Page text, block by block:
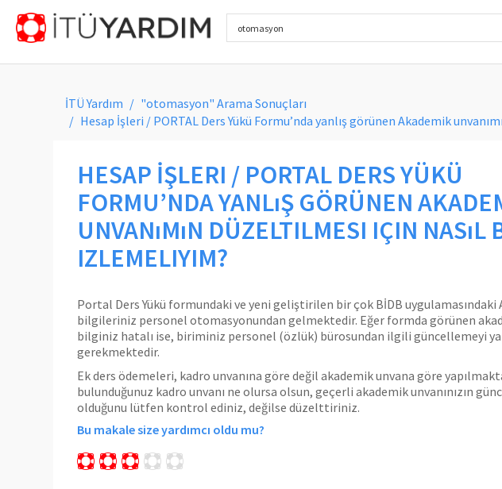
İTÜ Yardım
"otomasyon" Arama Sonuçları
Hesap İşleri / PORTAL Ders Yükü Formu’nda yanlış görünen Akademik
HESAP İŞLERI / PORTAL DERS YÜKÜ
FORMU’NDA YANLıŞ GÖRÜNEN
UNVANıMıN DÜZELTILMESI IÇIN NASıL
IZLEMELIYIM?
Portal Ders Yükü formundaki ve yeni geliştirilen bir çok BİDB uygulamasındaki
bilgileriniz personel otomasyonundan gelmektedir. Eğer formda görünen
bilginiz hatalı ise, biriminiz personel (özlük) bürosundan ilgili güncellemeyi
gerekmektedir.
Ek ders ödemeleri, kadro unvanına göre değil akademik unvana göre
bulunduğunuz kadro unvanı ne olursa olsun, geçerli akademik unvanınızın
olduğunu lütfen kontrol ediniz, değilse düzelttiriniz.
Bu makale size yardımcı oldu mu?